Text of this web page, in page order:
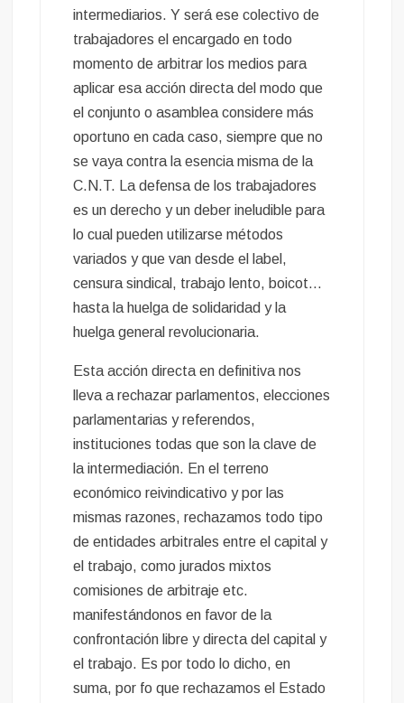
intermediarios. Y será ese colectivo de
trabajadores el encargado en todo
momento de arbitrar los medios para
aplicar esa acción directa del modo que
el conjunto o asamblea considere más
oportuno en cada caso, siempre que no
se vaya contra la esencia misma de la
C.N.T. La defensa de los trabajadores
es un derecho y un deber ineludible para
lo cual pueden utilizarse métodos
variados y que van desde el label,
censura sindical, trabajo lento, boicot…
hasta la huelga de solidaridad y la
huelga general revolucionaria.
Esta acción directa en definitiva nos
lleva a rechazar parlamentos, elecciones
parlamentarias y referendos,
instituciones todas que son la clave de
la intermediación. En el terreno
económico reivindicativo y por las
mismas razones, rechazamos todo tipo
de entidades arbitrales entre el capital y
el trabajo, como jurados mixtos
comisiones de arbitraje etc.
manifestándonos en favor de la
confrontación libre y directa del capital y
el trabajo. Es por todo lo dicho, en
suma, por fo que rechazamos el Estado